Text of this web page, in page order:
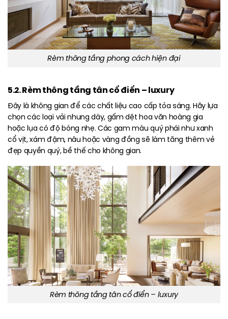
Rèm thông tầng phong cách hiện đại
5.2. Rèm thông tầng tân cổ điển – luxury
Đây là không gian để các chất liệu cao cấp tỏa sáng. Hãy lựa
chọn các loại vải nhung dày, gấm dệt hoa văn hoàng gia
hoặc lụa có độ bóng nhẹ. Các gam màu quý phái như xanh
cổ vịt, xám đậm, nâu hoặc vàng đồng sẽ làm tăng thêm vẻ
đẹp quyền quý, bề thế cho không gian.
Rèm thông tầng tân cổ điển – luxury